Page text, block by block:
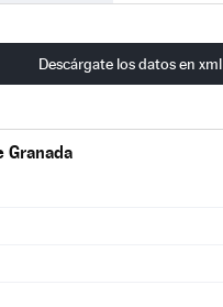
Descárgate los datos en xml
Granada